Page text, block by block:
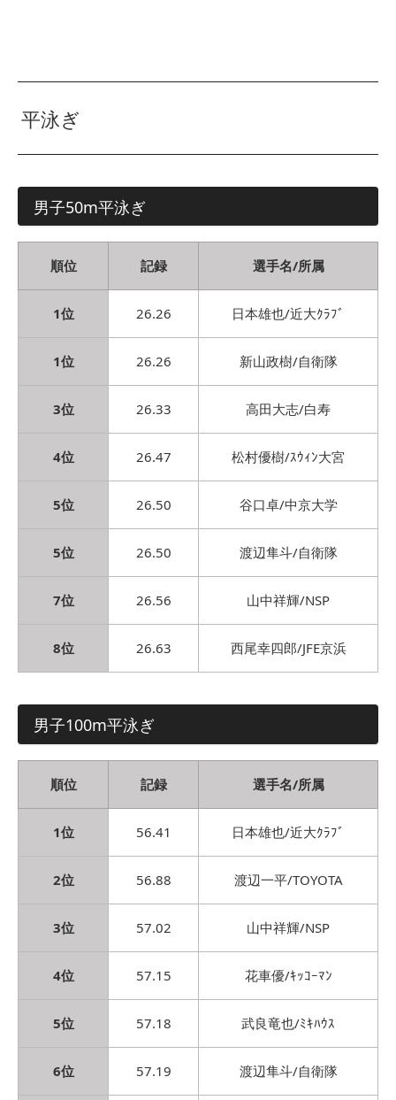
平泳ぎ
男子50m平泳ぎ
順位 記録 選手名/所属
1位 26.26 日本雄也/近大ｸﾗﾌﾞ
1位 26.26 新山政樹/自衛隊
3位 26.33 高田大志/白寿
4位 26.47 松村優樹/ｽｳｨﾝ大宮
5位 26.50 谷口卓/中京大学
5位 26.50 渡辺隼斗/自衛隊
7位 26.56 山中祥輝/NSP
8位 26.63 西尾幸四郎/JFE京浜
男子100m平泳ぎ
順位 記録 選手名/所属
1位 56.41 日本雄也/近大ｸﾗﾌﾞ
2位 56.88 渡辺一平/TOYOTA
3位 57.02 山中祥輝/NSP
4位 57.15 花車優/ｷｯｺｰﾏﾝ
5位 57.18 武良竜也/ﾐｷﾊｳｽ
6位 57.19 渡辺隼斗/自衛隊